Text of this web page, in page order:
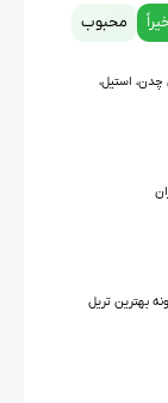
محبوب
چدن، استیل،
تریل ایرانی (معرفی ۱۰ نمونه بهترین تریل